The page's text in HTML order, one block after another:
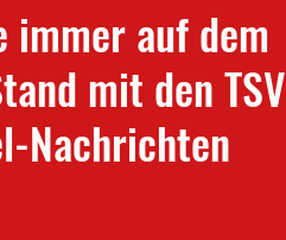
immer auf dem
mit den TSV
Nachrichten